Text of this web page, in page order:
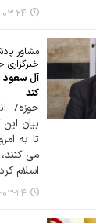
۱۳۹۵-۰۳-
مشاور
خبرگزاری
آل سعود
کند
حوزه/
بیان
تا به
می
اسلام
۱۳۹۵-۰۳-